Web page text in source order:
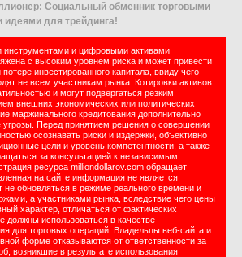
Социальный обменник торговыми
идеями для трейдинга!
инструментами и цифровыми активами
с высоким уровнем риска и может привести
инвестированного капитала, ввиду чего
не всем участникам рынка. Котировки активов
и могут подвергаться резким
внешних экономических или политических
маржинального кредитования дополнительно
Перед принятием решения о совершении
осознавать риски и издержки, объективно
цели и уровень компетентности, а также
за консультацией к независимым
ресурса milliondollarov.com обращает
на сайте информация не является
обновляться в режиме реального времени и
а участниками рынка, вследствие чего цены
характер, отличаться от фактических
должны использоваться в качестве
для торговых операций. Владельцы веб-сайта и
форме отказываются от ответственности за
возникшие в результате использования